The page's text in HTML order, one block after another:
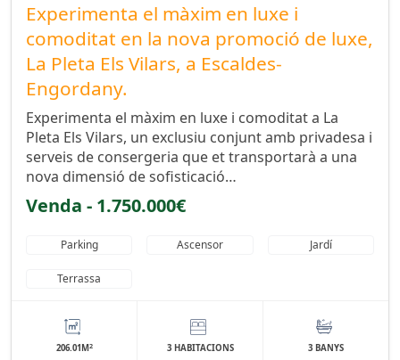
Experimenta el màxim en luxe i
comoditat en la nova promoció de luxe,
La Pleta Els Vilars, a Escaldes-
Engordany.
Experimenta el màxim en luxe i comoditat a La
Pleta Els Vilars, un exclusiu conjunt amb privadesa i
serveis de consergeria que et transportarà a una
nova dimensió de sofisticació…
Venda - 1.750.000€
Parking Ascensor Jardí
Terrassa
206.01M2 3 HABITACIONS 3 BANYS